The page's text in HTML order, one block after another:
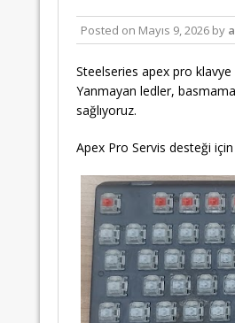
Posted on Mayıs 9, 2026 by
Steelseries apex pro
Yanmayan ledler,
sağlıyoruz.
Apex Pro Servis desteği